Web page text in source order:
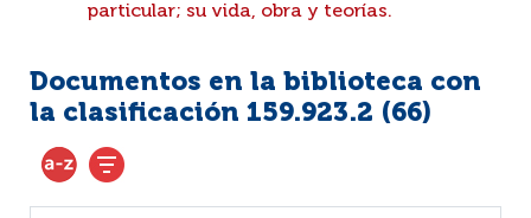
particular; su vida, obra y teorías.
Documentos en la biblioteca con
la clasificación 159.923.2 (66)